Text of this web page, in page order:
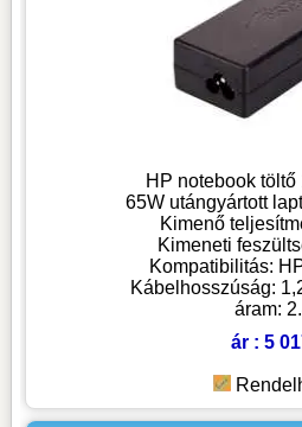
HP notebook
65W utángyártott
Kimenő
Kimeneti
Kompatibilitás:
Kábelhosszúság:
áram:
ár : 5